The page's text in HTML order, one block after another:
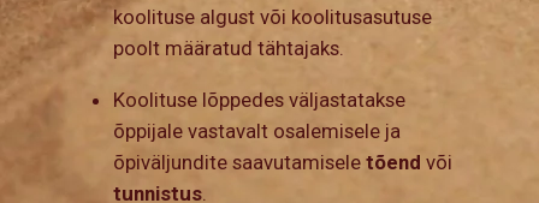
koolituse algust või koolitusasutuse
poolt määratud tähtajaks.
Koolituse lõppedes väljastatakse
õppijale vastavalt osalemisele ja
õpiväljundite saavutamisele tõend või
tunnistus.